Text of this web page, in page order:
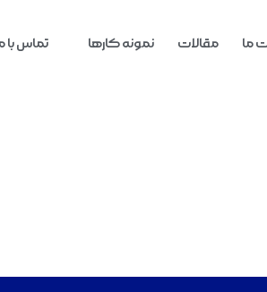
ما مقالات نمونه کارها تماس با